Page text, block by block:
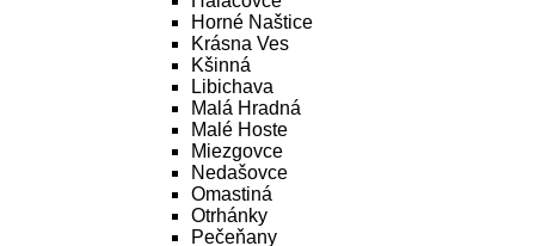
Horné Naštice
Krásna Ves
Kšinná
Libichava
Malá Hradná
Malé Hoste
Miezgovce
Nedašovce
Omastiná
Otrhánky
Pečeňany